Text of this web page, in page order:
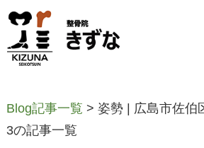
Blog記事一覧 > 姿勢 | 広島市佐伯
3の記事一覧